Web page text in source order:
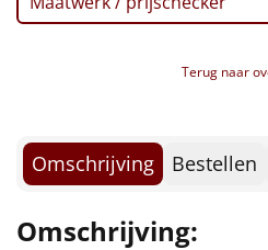
Borrelplank
NIEUW
Noodradio NIEUW
Deken (fleece plaid)
Koekjes, 100 gr
Verpakt in een feestelijke
Terug naar
Omschrijving Bestellen
Omschrijving: